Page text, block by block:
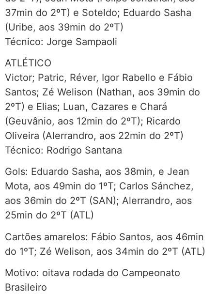
37min do 2ºT) e Soteldo; Eduardo Sasha
(Uribe, aos 39min do 2ºT)
Técnico: Jorge Sampaoli
ATLÉTICO
Victor; Patric, Réver, Igor Rabello e Fábio
Santos; Zé Welison (Nathan, aos 39min do
2ºT) e Elias; Luan, Cazares e Chará
(Geuvânio, aos 12min do 2ºT); Ricardo
Oliveira (Alerrandro, aos 22min do 2ºT)
Técnico: Rodrigo Santana
Gols: Eduardo Sasha, aos 38min, e Jean
Mota, aos 49min do 1ºT; Carlos Sánchez,
aos 36min do 2ºT (SAN); Alerrandro, aos
25min do 2ºT (ATL)
Cartões amarelos: Fábio Santos, aos 46min
do 1ºT; Zé Welison, aos 34min do 2ºT (ATL)
Motivo: oitava rodada do Campeonato
Brasileiro